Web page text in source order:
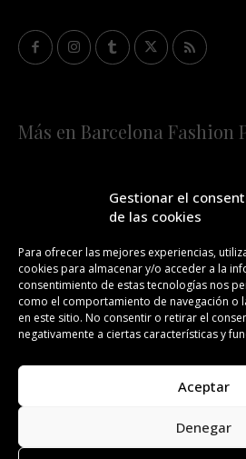
Gestionar el
de las cookies
Para ofrecer las mejores experiencias,
cookies para almacenar y/o acceder a la
consentimiento de estas tecnologías nos
como el comportamiento de navegación o
en este sitio. No consentir o retirar el
negativamente a ciertas características y
Aceptar
Denegar
Más en Barcelona Fashion
¡SUSCRÍBETE A NUESTRA
CONTACTO REDACCIÓN
ISSN 2385-4839 DL B
Todos los derechos reservados.
Barcelona Fashion Press®/™ es